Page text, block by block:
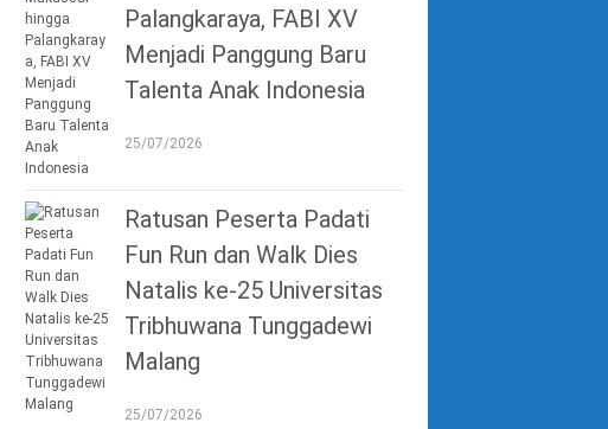
Palangkaraya, FABI XV
Menjadi Panggung Baru
Talenta Anak Indonesia
25/07/2026
Ratusan Peserta Padati
Fun Run dan Walk Dies
Natalis ke-25 Universitas
Tribhuwana Tunggadewi
Malang
25/07/2026